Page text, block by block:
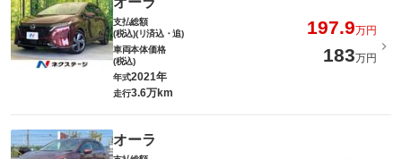
支払総額
(税込)(リ済込・追)
197.9万円
車両本体価格
(税込)
183万円
年式2021年
走行3.6万km
オーラ